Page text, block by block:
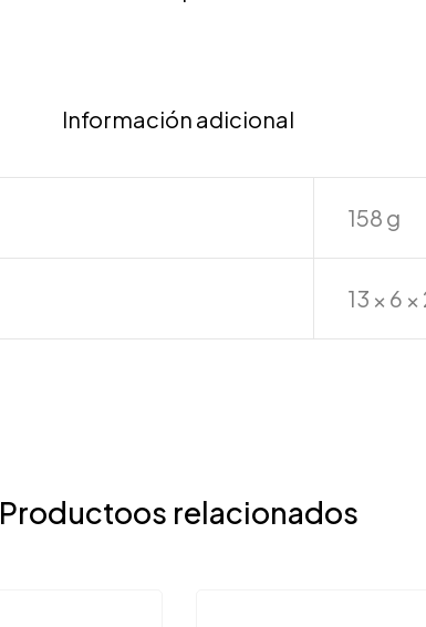
Información adicional
158 g
13 × 6
Productoos relacionados